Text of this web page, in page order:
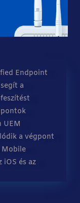
Endpoint
a
UEM
a végpont
Mobile
iOS és az